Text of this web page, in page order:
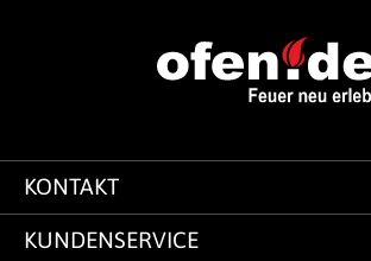
KONTAKT
KUNDENSERVICE